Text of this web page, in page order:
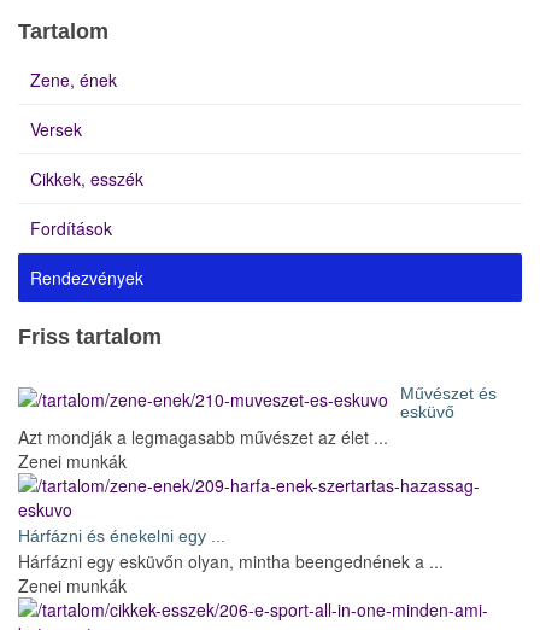
Tartalom
Zene, ének
Versek
Cikkek, esszék
Fordítások
Rendezvények
Friss tartalom
Művészet és
esküvő
Azt mondják a legmagasabb művészet az élet ...
Zenei munkák
Hárfázni és énekelni egy ...
Hárfázni egy esküvőn olyan, mintha beengednének a ...
Zenei munkák